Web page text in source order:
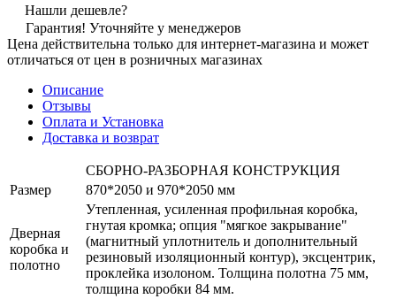
Нашли дешевле?
Гарантия! Уточняйте у менеджеров
Цена действительна только для интернет-магазина и может
отличаться от цен в розничных магазинах
Описание
Отзывы
Оплата и Установка
Доставка и возврат
СБОРНО-РАЗБОРНАЯ КОНСТРУКЦИЯ
Размер
870*2050 и 970*2050 мм
Дверная
коробка и
полотно
Утепленная, усиленная профильная коробка,
гнутая кромка; опция "мягкое закрывание"
(магнитный уплотнитель и дополнительный
резиновый изоляционный контур), эксцентрик,
проклейка изолоном. Толщина полотна 75 мм,
толщина коробки 84 мм.